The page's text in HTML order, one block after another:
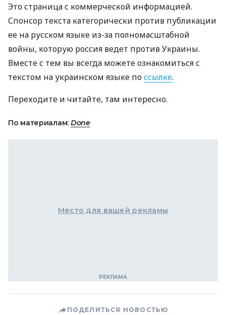
Это страница с коммерческой информацией.
Спонсор текста категорически против публикации
ее на русском языке из-за полномасштабной
войны, которую россия ведет против Украины.
Вместе с тем вы всегда можете ознакомиться с
текстом на украинском языке поссылке.
Переходите и читайте, там интересно.
По материалам: Done
Место для вашей рекламы
ПОДЕЛИТЬСЯ НОВОСТЬЮ